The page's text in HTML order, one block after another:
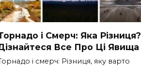
і Смерч: Яка Різниця?
Все Про Ці Явища
і смерч: Різниця, яку варто